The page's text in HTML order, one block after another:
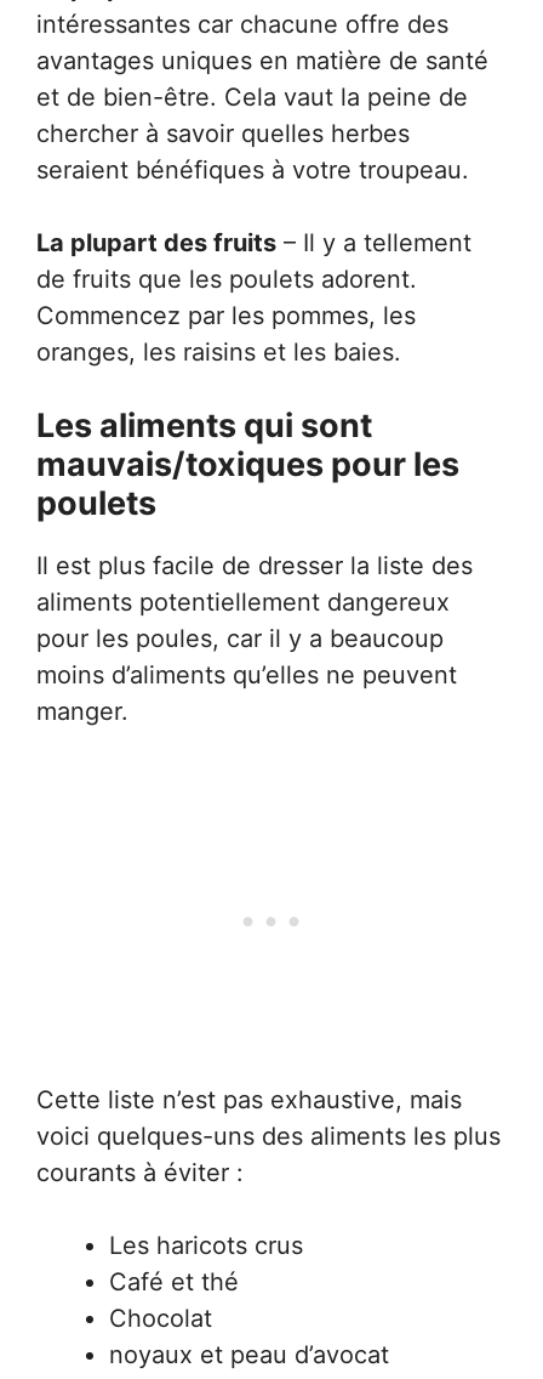
intéressantes car chacune offre des
avantages uniques en matière de santé
et de bien-être. Cela vaut la peine de
chercher à savoir quelles herbes
seraient bénéfiques à votre troupeau.
La plupart des fruits – Il y a tellement
de fruits que les poulets adorent.
Commencez par les pommes, les
oranges, les raisins et les baies.
Les aliments qui sont
mauvais/toxiques pour les
poulets
Il est plus facile de dresser la liste des
aliments potentiellement dangereux
pour les poules, car il y a beaucoup
moins d’aliments qu’elles ne peuvent
manger.
Cette liste n’est pas exhaustive, mais
voici quelques-uns des aliments les plus
courants à éviter :
Les haricots crus
Café et thé
Chocolat
noyaux et peau d’avocat